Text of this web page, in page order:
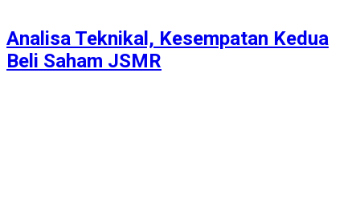
Analisa Teknikal, Kesempatan Kedua
Beli Saham JSMR